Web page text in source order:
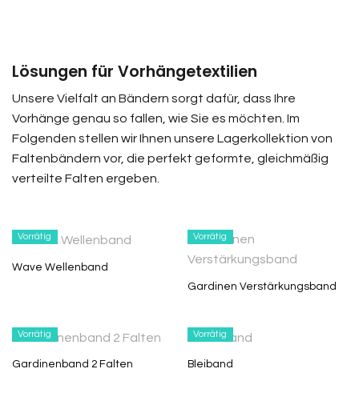
Lösungen für Vorhängetextilien
Unsere Vielfalt an Bändern sorgt dafür, dass Ihre
Vorhänge genau so fallen, wie Sie es möchten. Im
Folgenden stellen wir Ihnen unsere Lagerkollektion von
Faltenbändern vor, die perfekt geformte, gleichmäßig
verteilte Falten ergeben.
Vorrätig
Wave Wellenband
Vorrätig
Gardinen Verstärkungsband
Vorrätig
Gardinenband 2 Falten
Vorrätig
Bleiband